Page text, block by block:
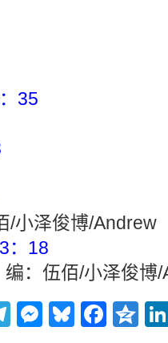
35
小泽俊博/Andrew
3：18
：伍佰/小泽俊博/
TelegramBluesky